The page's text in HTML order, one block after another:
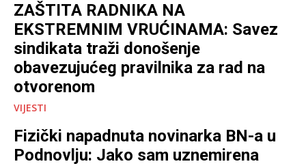
ZAŠTITA RADNIKA NA
EKSTREMNIM VRUĆINAMA: Savez
sindikata traži donošenje
obavezujućeg pravilnika za rad na
otvorenom
VIJESTI
Fizički napadnuta novinarka BN-a u
Podnovlju: Jako sam uznemirena